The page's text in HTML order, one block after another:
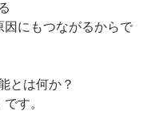
にもつながるからで
とは何か？
です。